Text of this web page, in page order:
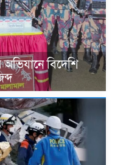
অভিযানে বিদেশি